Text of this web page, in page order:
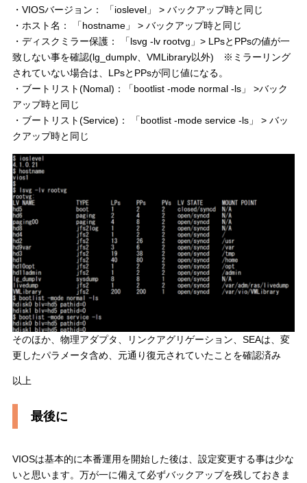
・VIOSバージョン： 「ioslevel」 > バックアップ時と同じ
・ホスト名： 「hostname」 > バックアップ時と同じ
・ディスクミラー保護： 「lsvg -lv rootvg」> LPsとPPsの値が一
致しない事を確認(lg_dumplv、VMLibrary以外) ※ミラーリング
されていない場合は、LPsとPPsが同じ値になる。
・ブートリスト(Nomal)：「bootlist -mode normal -ls」 >バック
アップ時と同じ
・ブートリスト(Service)： 「bootlist -mode service -ls」 > バッ
クアップ時と同じ
そのほか、物理アダプタ、リンクアグリゲーション、SEAは、変
更したパラメータ含め、元通り復元されていたことを確認済み
以上
最後に
VIOSは基本的に本番運用を開始した後は、設定変更する事は少な
いと思います。万が一に備えて必ずバックアップを残しておきま